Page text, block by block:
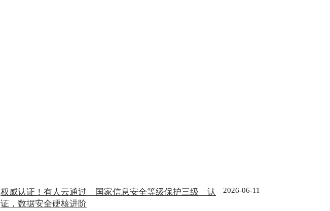
权威认证！有人云通过「国家信息安全等级保护三级」认
证，数据安全硬核进阶
2026-06-11